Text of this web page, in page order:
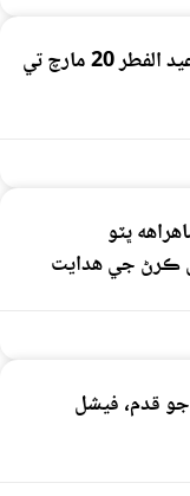
سعودي عرب ۾ شوال جو چنڊ نظر نه آيو، عيد الفطر 20 مارچ تي
ڀٽو
قدم، فيشل